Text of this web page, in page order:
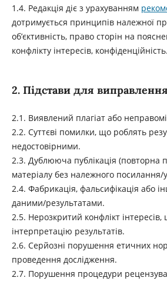
1.4. Редакція діє з урахуванням
дотримується принципів належної
об’єктивність, право сторін на
конфлікту інтересів, конфіденційність.
2. Підстави для виправлення
2.1. Виявлений плагіат або
2.2. Суттєві помилки, що роблять
недостовірними.
2.3. Дублююча публікація (повторна
матеріалу без належного посилання/
2.4. Фабрикація, фальсифікація або
даними/результатами.
2.5. Нерозкритий конфлікт
інтерпретацію результатів.
2.6. Серйозні порушення етичних
проведення дослідження.
2.7. Порушення процедури